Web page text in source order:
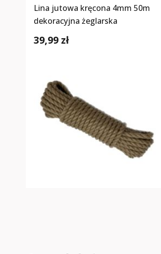
Lina jutowa kręcona 4mm 50m
dekoracyjna żeglarska
39,99 zł